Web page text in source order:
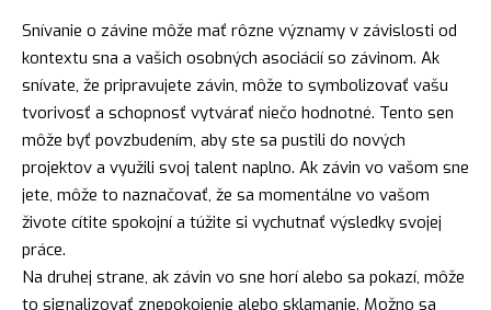
Snívanie o závine môže mať rôzne významy v závislosti od
kontextu sna a vašich osobných asociácií so závinom. Ak
snívate, že pripravujete závin, môže to symbolizovať vašu
tvorivosť a schopnosť vytvárať niečo hodnotné. Tento sen
môže byť povzbudením, aby ste sa pustili do nových
projektov a využili svoj talent naplno. Ak závin vo vašom sne
jete, môže to naznačovať, že sa momentálne vo vašom
živote cítite spokojní a túžite si vychutnať výsledky svojej
práce.
Na druhej strane, ak závin vo sne horí alebo sa pokazí, môže
to signalizovať znepokojenie alebo sklamanie. Možno sa